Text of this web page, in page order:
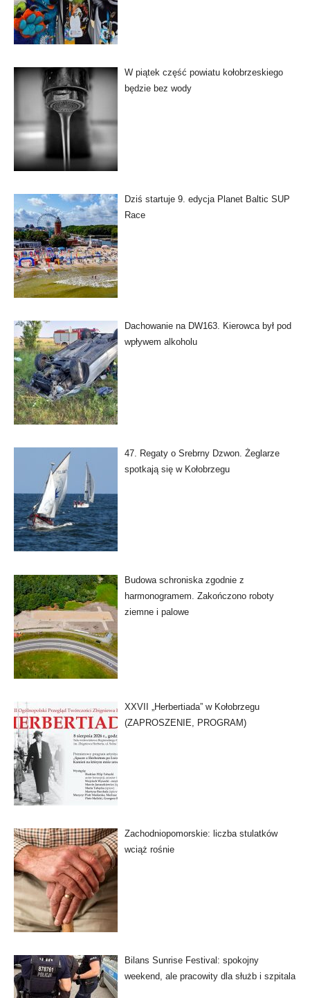
W piątek część powiatu kołobrzeskiego
będzie bez wody
Dziś startuje 9. edycja Planet Baltic SUP
Race
Dachowanie na DW163. Kierowca był pod
wpływem alkoholu
47. Regaty o Srebrny Dzwon. Żeglarze
spotkają się w Kołobrzegu
Budowa schroniska zgodnie z
harmonogramem. Zakończono roboty
ziemne i palowe
XXVII „Herbertiada” w Kołobrzegu
(ZAPROSZENIE, PROGRAM)
Zachodniopomorskie: liczba stulatków
wciąż rośnie
Bilans Sunrise Festival: spokojny
weekend, ale pracowity dla służb i szpitala